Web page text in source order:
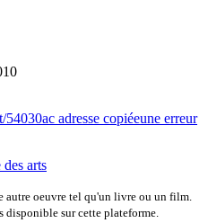
54030ac adresse copiéeune erreur
arts
autre oeuvre tel qu'un livre ou un film.
sur cette plateforme.